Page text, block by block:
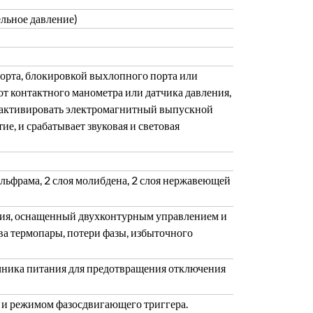
давление)
блокировкой выхлопного порта или
манометра или датчика давления,
электромагнитный выпускной
и срабатывает звуковая и световая
2 слоя молибдена, 2 слоя нержавеющей
оснащенный двухконтурным управлением и
термопары, потери фазы, избыточного
питания для предотвращения отключения
режимом фазосдвигающего триггера.